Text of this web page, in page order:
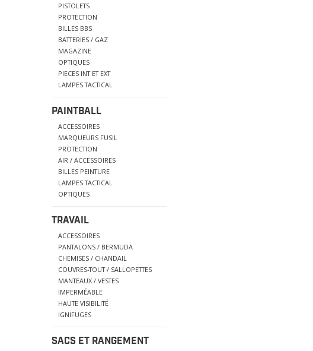
PISTOLETS
PROTECTION
BILLES BBS
BATTERIES / GAZ
MAGAZINE
OPTIQUES
PIECES INT ET EXT
LAMPES TACTICAL
PAINTBALL
ACCESSOIRES
MARQUEURS FUSIL
PROTECTION
AIR / ACCESSOIRES
BILLES PEINTURE
LAMPES TACTICAL
OPTIQUES
TRAVAIL
ACCESSOIRES
PANTALONS / BERMUDA
CHEMISES / CHANDAIL
COUVRES-TOUT / SALLOPETTES
MANTEAUX / VESTES
IMPERMÉABLE
HAUTE VISIBILITÉ
IGNIFUGES
SACS ET RANGEMENT